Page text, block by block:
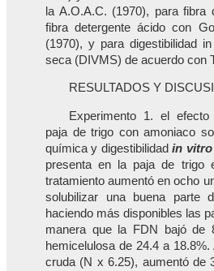
la A.O.A.C. (1970), para fibra
fibra detergente ácido con
(1970), y para digestibilidad
seca (DIVMS) de acuerdo con
RESULTADOS Y
Experimento 1. el
paja de trigo con amoniaco
química y digestibilidadin vitro
presenta en la paja de trigo
tratamiento aumentó en ocho
solubilizar una buena parte
haciendo más disponibles las
manera que la FDN bajó de
hemicelulosa de 24.4 a
cruda (N x 6.25), aumentó de